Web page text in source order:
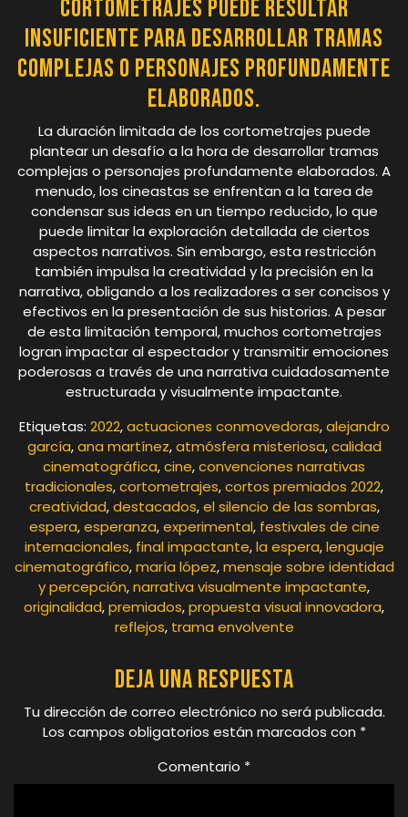
cortometrajes puede resultar
insuficiente para desarrollar tramas
complejas o personajes profundamente
elaborados.
La duración limitada de los cortometrajes puede
plantear un desafío a la hora de desarrollar tramas
complejas o personajes profundamente elaborados. A
menudo, los cineastas se enfrentan a la tarea de
condensar sus ideas en un tiempo reducido, lo que
puede limitar la exploración detallada de ciertos
aspectos narrativos. Sin embargo, esta restricción
también impulsa la creatividad y la precisión en la
narrativa, obligando a los realizadores a ser concisos y
efectivos en la presentación de sus historias. A pesar
de esta limitación temporal, muchos cortometrajes
logran impactar al espectador y transmitir emociones
poderosas a través de una narrativa cuidadosamente
estructurada y visualmente impactante.
Etiquetas: 2022,actuaciones conmovedoras,alejandro
garcía,ana martínez,atmósfera misteriosa,calidad
cinematográfica,cine,convenciones narrativas
tradicionales,cortometrajes,cortos premiados 2022,
creatividad,destacados,el silencio de las sombras,
espera,esperanza,experimental, festivales de cine
internacionales, final impactante,la espera,lenguaje
cinematográfico,maría lópez,mensaje sobre identidad
y percepción,narrativa visualmente impactante,
originalidad,premiados,propuesta visual innovadora,
reflejos, trama envolvente
Deja una respuesta
Tu dirección de correo electrónico no será publicada.
Los campos obligatorios están marcados con *
Comentario *